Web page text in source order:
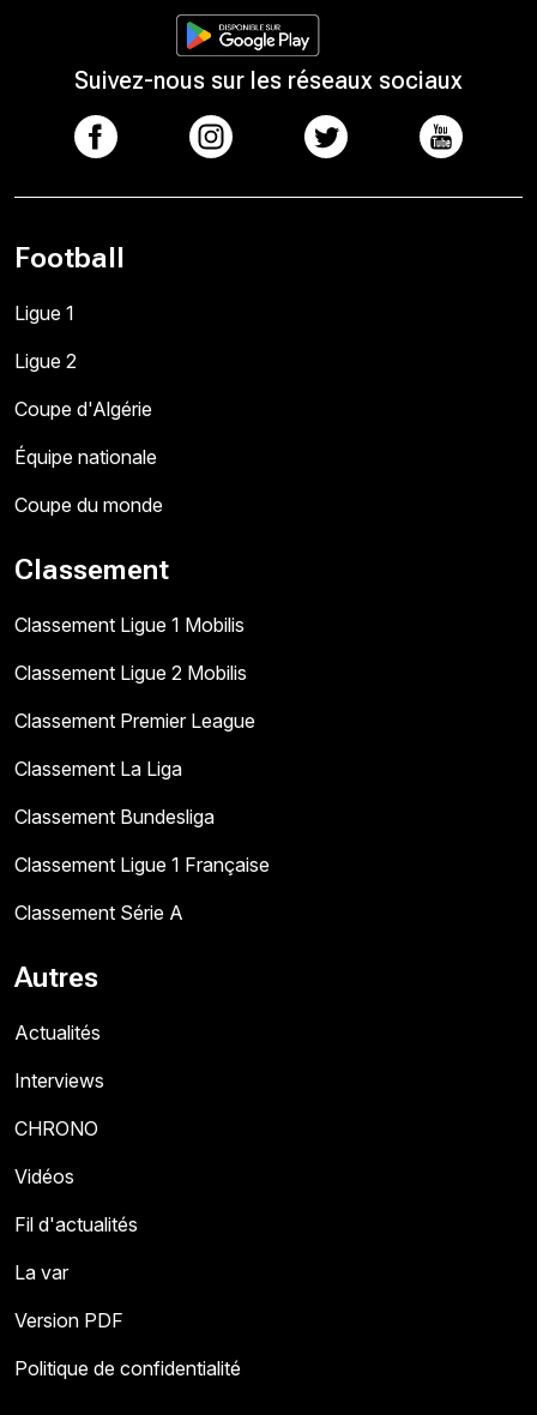
Suivez-nous sur les réseaux sociaux
Football
Ligue 1
Ligue 2
Coupe d'Algérie
Équipe nationale
Coupe du monde
Classement
Classement Ligue 1 Mobilis
Classement Ligue 2 Mobilis
Classement Premier League
Classement La Liga
Classement Bundesliga
Classement Ligue 1 Française
Classement Série A
Autres
Actualités
Interviews
CHRONO
Vidéos
Fil d'actualités
La var
Version PDF
Politique de confidentialité